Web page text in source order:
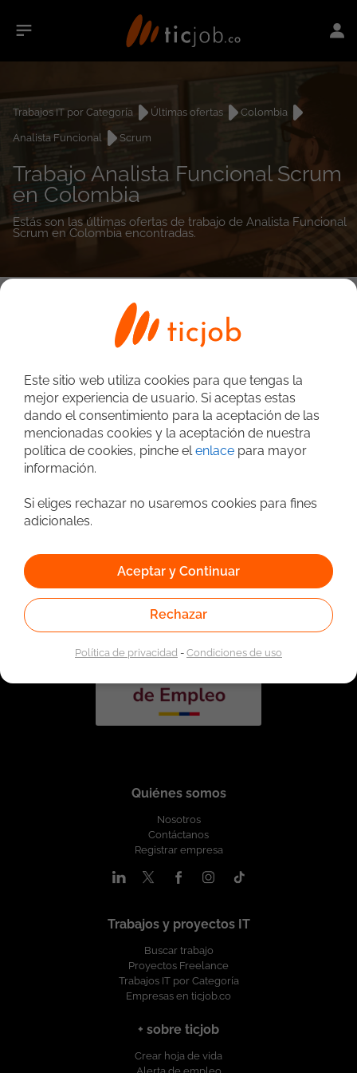
Trabajos IT por Categoría Últimas ofertas
Colombia
Analista Funcional
Scrum
Trabajo Analista Funcional Scrum
en Colombia
Estás son las últimas ofertas de trabajo de Analista Funcional
Scrum en Colombia encontradas.
empleos encontrados
del Servicio Público de Empleo según Resolución No.
0026 del 17 de Enero de 2023,
Quiénes somos
Nosotros
Contáctanos
Registrar empresa
Trabajos y proyectos IT
Buscar trabajo
Proyectos Freelance
Trabajos IT por Categoría
Empresas en ticjob.co
+ sobre ticjob
Crear hoja de vida
Este sitio web utiliza cookies para que tengas la
mejor experiencia de usuario. Si aceptas estas
dando el consentimiento para la aceptación de las
mencionadas cookies y la aceptación de nuestra
política de cookies, pinche elenlace para mayor
información.
Si eliges rechazar no usaremos cookies para fines
adicionales.
Aceptar y Continuar
Rechazar
Política de privacidad-Condiciones de uso